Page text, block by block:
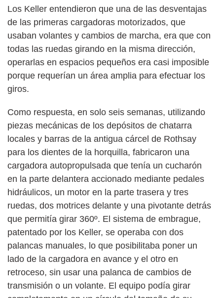
Los Keller entendieron que una de las desventajas
de las primeras cargadoras motorizados, que
usaban volantes y cambios de marcha, era que con
todas las ruedas girando en la misma dirección,
operarlas en espacios pequeños era casi imposible
porque requerían un área amplia para efectuar los
giros.
Como respuesta, en solo seis semanas, utilizando
piezas mecánicas de los depósitos de chatarra
locales y barras de la antigua cárcel de Rothsay
para los dientes de la horquilla, fabricaron una
cargadora autopropulsada que tenía un cucharón
en la parte delantera accionado mediante pedales
hidráulicos, un motor en la parte trasera y tres
ruedas, dos motrices delante y una pivotante detrás
que permitía girar 360º. El sistema de embrague,
patentado por los Keller, se operaba con dos
palancas manuales, lo que posibilitaba poner un
lado de la cargadora en avance y el otro en
retroceso, sin usar una palanca de cambios de
transmisión o un volante. El equipo podía girar